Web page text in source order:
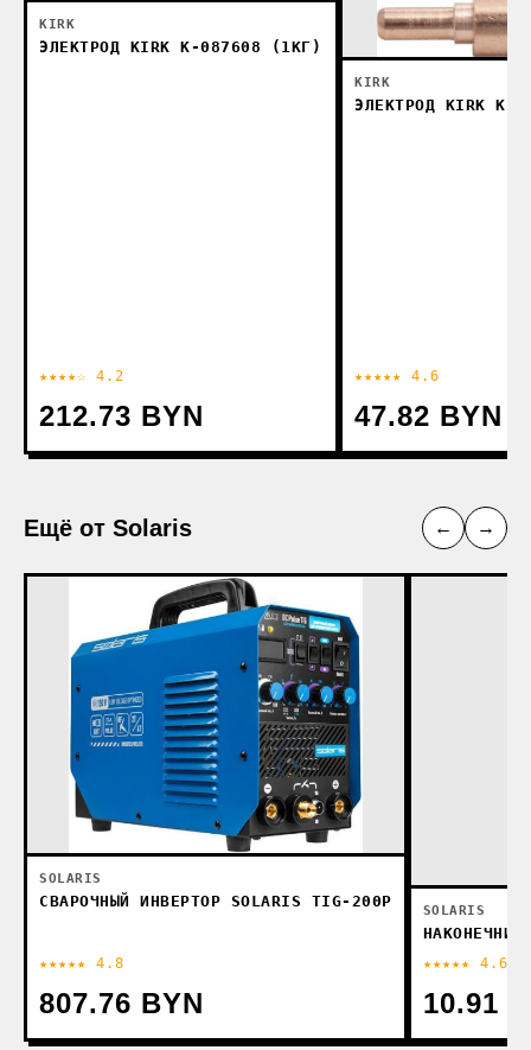
KIRK
ЭЛЕКТРОД KIRK K-087608 (1КГ)
★★★★☆ 4.2
212.73 BYN
KIRK
ЭЛЕКТРОД KIRK K-
★★★★★ 4.6
47.82 BYN
Ещё от Solaris ← →
SOLARIS
СВАРОЧНЫЙ ИНВЕРТОР SOLARIS TIG-200P
★★★★★ 4.8
807.76 BYN
SOLARIS
★★★★★ 4.6
10.91